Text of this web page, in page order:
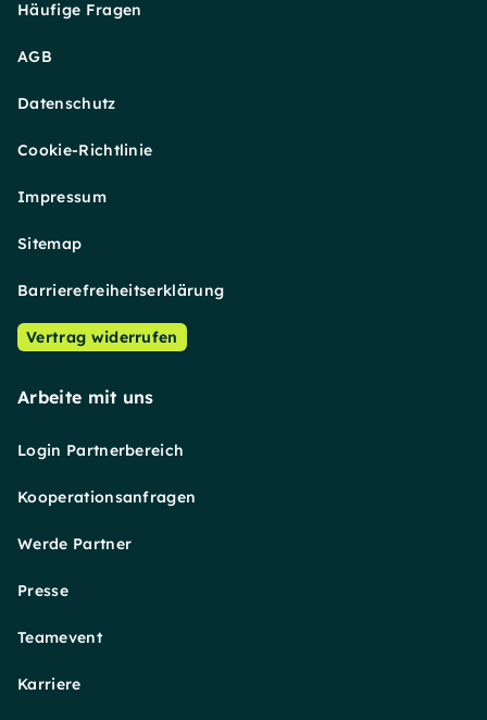
Häufige Fragen
AGB
Datenschutz
Cookie-Richtlinie
Impressum
Sitemap
Barrierefreiheitserklärung
Vertrag widerrufen
Arbeite mit uns
Login Partnerbereich
Kooperationsanfragen
Werde Partner
Presse
Teamevent
Karriere